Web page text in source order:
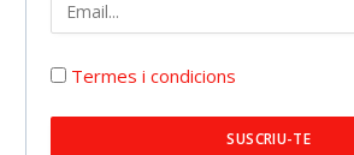
Termes i condicions